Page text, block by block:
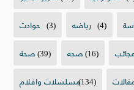
حوادث (3) رياضه (4)
صحة(39) صحه(16)
مسلسلات وافلام(134)